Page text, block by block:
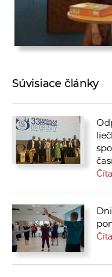
Súvisiace články